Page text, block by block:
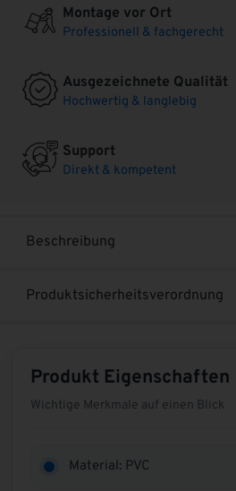
Montage vor Ort
Professionell & fachgerecht
Ausgezeichnete Qualität
Hochwertig & langlebig
Support
Direkt & kompetent
Beschreibung
Produktsicherheitsverordnung
Produkt Eigenschaften
Wichtige Merkmale auf einen Blick
Material: PVC